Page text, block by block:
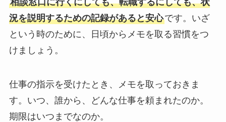
況を説明するための記録があると安心です。いざ
という時のために、日頃からメモを取る習慣をつ
けましょう。
仕事の指示を受けたとき、メモを取っておきま
す。いつ、誰から、どんな仕事を頼まれたのか。
期限はいつまでなのか。